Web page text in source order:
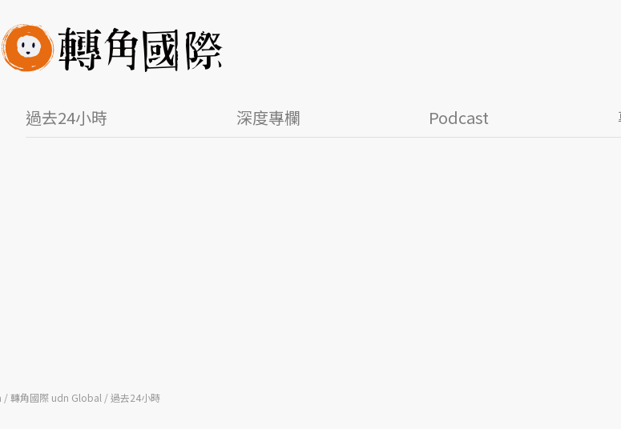
過去24小時 深度專欄 Podcast
轉角國際 udn Global 過去24小時